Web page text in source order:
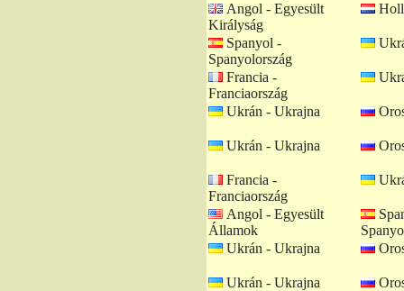
Angol - Egyesült
Királyság
Spanyol -
Spanyolország
Francia -
Franciaország
Ukrán - Ukrajna
Ukrán - Ukrajna
Francia -
Franciaország
Angol - Egyesült
Államok
Ukrán - Ukrajna
Ukrán - Ukrajna